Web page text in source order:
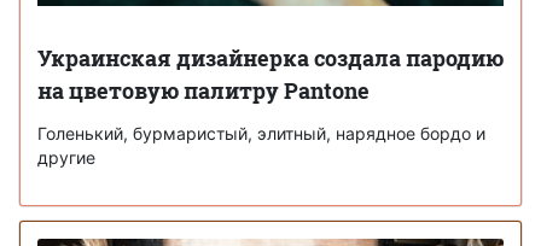
Украинская дизайнерка создала пародию
на цветовую палитру Pantone
Голенький, бурмаристый, элитный, нарядное бордо и
другие